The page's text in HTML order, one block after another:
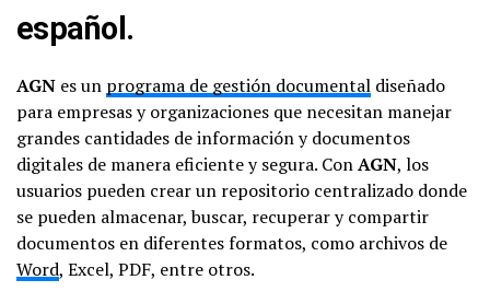
español.
AGN es un programa de gestión documental diseñado
para empresas y organizaciones que necesitan manejar
grandes cantidades de información y documentos
digitales de manera eficiente y segura. ConAGN, los
usuarios pueden crear un repositorio centralizado donde
se pueden almacenar, buscar, recuperar y compartir
documentos en diferentes formatos, como archivos de
Word, Excel, PDF, entre otros.